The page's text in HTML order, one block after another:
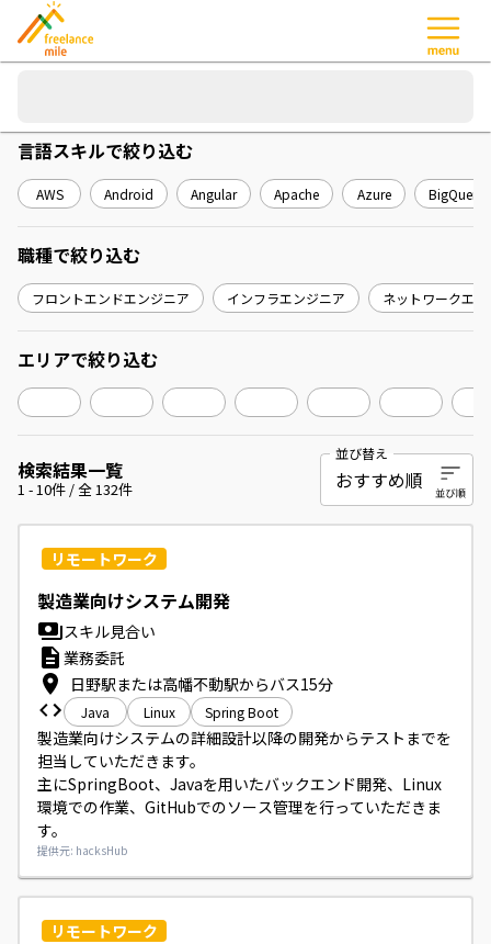
検索結果一覧
1 -10件 / 全132件
並び替え
リモートワーク
製造業向けシステム開発
スキル見合い
業務委託
日野駅または高幡不動駅からバス15分
Java Linux Spring Boot
製造業向けシステムの詳細設計以降の開発からテストまでを
担当していただきます。
主にSpringBoot、Javaを用いたバックエンド開発、Linux
環境での作業、GitHubでのソース管理を行っていただきま
す。
提供元: hacksHub
リモートワーク
言語スキルで絞り込む
AWS Android Angular Apache Azure BigQuery
職種で絞り込む
フロントエンドエンジニア インフラエンジニア ネットワークエ
エリアで絞り込む